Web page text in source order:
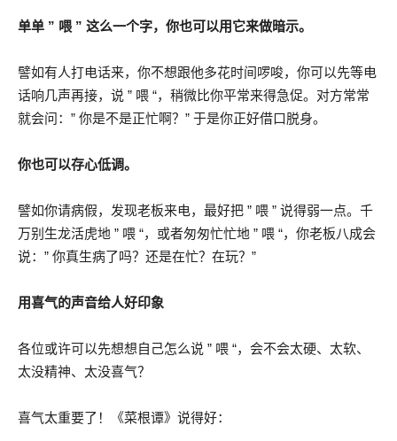
单单 ” 喂 ” 这么一个字，你也可以用它来做暗示。
譬如有人打电话来，你不想跟他多花时间啰唆，你可以先等电
话响几声再接，说 ” 喂 “，稍微比你平常来得急促。对方常常
就会问：” 你是不是正忙啊？” 于是你正好借口脱身。
你也可以存心低调。
譬如你请病假，发现老板来电，最好把 ” 喂 ” 说得弱一点。千
万别生龙活虎地 ” 喂 “，或者匆匆忙忙地 ” 喂 “，你老板八成会
说：” 你真生病了吗？还是在忙？在玩？”
用喜气的声音给人好印象
各位或许可以先想想自己怎么说 ” 喂 “，会不会太硬、太软、
太没精神、太没喜气？
喜气太重要了！《菜根谭》说得好：